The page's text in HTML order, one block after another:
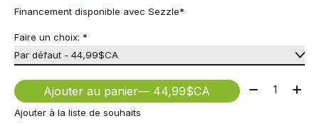
Financement disponible avec Sezzle*
Faire un choix: *
Ajouter au panier — 44,99$CA Quantité:
Ajouter à la liste de souhaits